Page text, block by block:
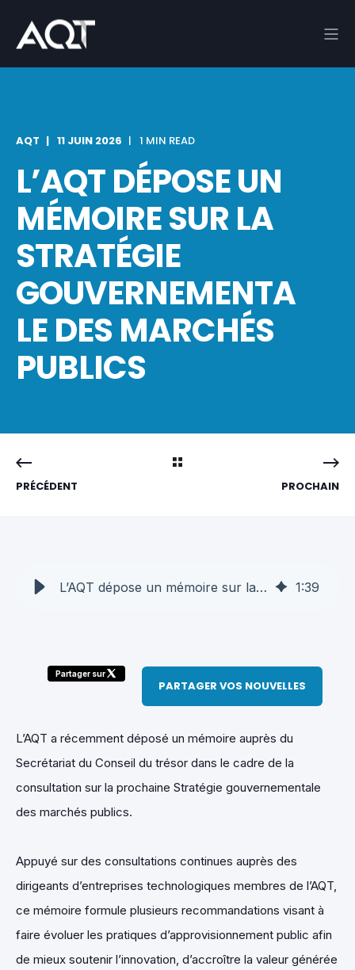
AQT 11 JUIN 2026 1 MIN READ
L’AQT DÉPOSE UN
MÉMOIRE SUR LA
STRATÉGIE
GOUVERNEMENTA
LE DES MARCHÉS
PUBLICS
PRÉCÉDENT PROCHAIN
L’AQT dépose un mémoire sur la Stratégie gouvernementale des marchés publics 1:39
Partager sur
PARTAGER VOS NOUVELLES
L’AQT a récemment déposé un mémoire auprès du
Secrétariat du Conseil du trésor dans le cadre de la
consultation sur la prochaine Stratégie gouvernementale
des marchés publics.
Appuyé sur des consultations continues auprès des
dirigeants d’entreprises technologiques membres de l’AQT,
ce mémoire formule plusieurs recommandations visant à
faire évoluer les pratiques d’approvisionnement public afin
de mieux soutenir l’innovation, d’accroître la valeur générée